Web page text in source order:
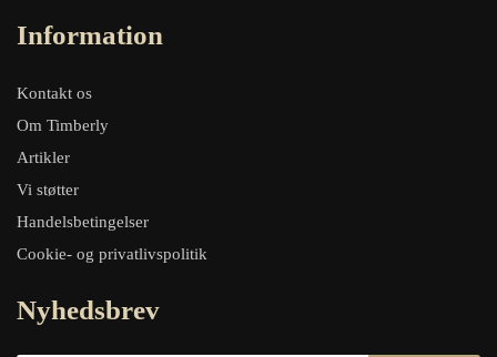
Information
Kontakt os
Om Timberly
Artikler
Vi støtter
Handelsbetingelser
Cookie- og privatlivspolitik
Nyhedsbrev